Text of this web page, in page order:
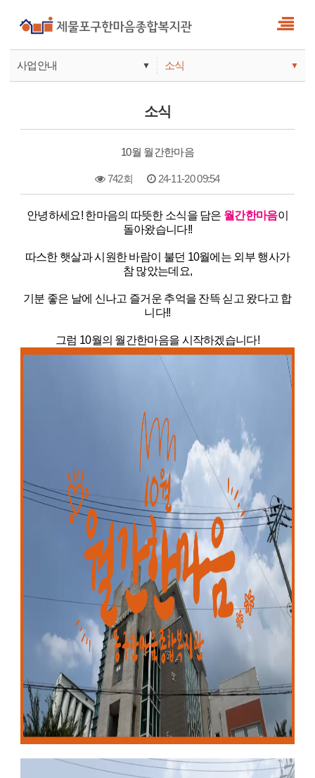
사업안내 ▼
기관안내
소식 ▼
서비스
참여
소식
10월 월간한마음
742회 24-11-20 09:54
본문
안녕하세요! 한마음의 따뜻한 소식을 담은 월간한마음이
돌아왔습니다!!
따스한 햇살과 시원한 바람이 불던 10월에는 외부 행사가
참 많았는데요,
기분 좋은 날에 신나고 즐거운 추억을 잔뜩 싣고 왔다고 합
니다!!
그럼 10월의 월간한마음을 시작하겠습니다!